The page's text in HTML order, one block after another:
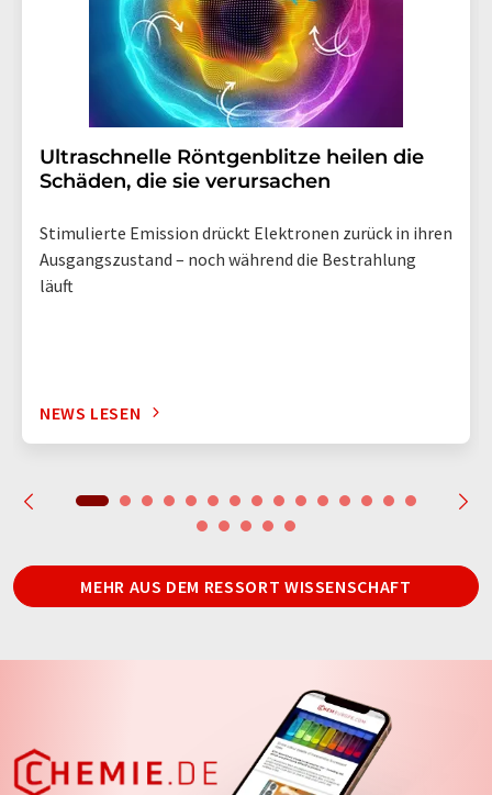
Ultraschnelle Röntgenblitze heilen die
Schäden, die sie verursachen
Stimulierte Emission drückt Elektronen zurück in ihren
Ausgangszustand – noch während die Bestrahlung
läuft
NEWS LESEN
MEHR AUS DEM RESSORT WISSENSCHAFT